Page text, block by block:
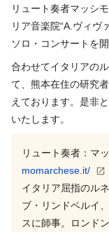
リュート奏者マッシ
リア音楽院“A.ヴィヴ
ソロ・コンサートを
合わせてイタリアの
て、熊本在住の研究
えております。是非
いたします。
リュート奏者：マ
momarchese.it/
イタリア屈指のル
ブ・リンドベルイ
スに師事。ロンド